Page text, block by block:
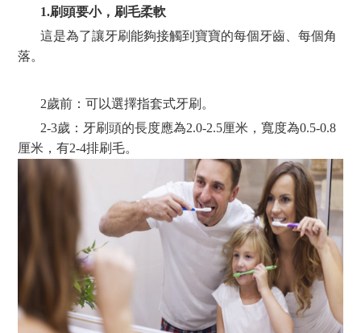
1.刷頭要小，刷毛柔軟
這是為了讓牙刷能夠接觸到寶寶的每個牙齒、每個角
落。
2歲前：可以選擇指套式牙刷。
2-3歲：牙刷頭的長度應為2.0-2.5厘米，寬度為0.5-0.8
厘米，有2-4排刷毛。